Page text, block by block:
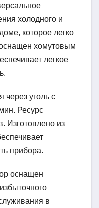
холодного и
которое легко
хомутовым
легкое
через уголь с
Ресурс
Изготовлено из
прибора.
оснащен
в